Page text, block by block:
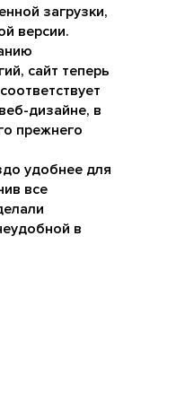
загрузки,
версии.
сайт теперь
дизайне, в
прежнего
удобнее для
все
в